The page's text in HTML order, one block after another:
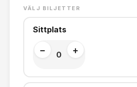
VÄLJ BILJETTER
Sittplats
− 0 +